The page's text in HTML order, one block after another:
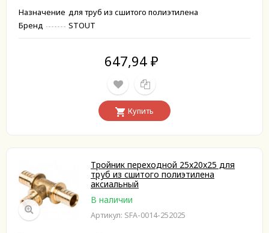
Назначение для труб из сшитого полиэтилена
Бренд
STOUT
647,94 ₽
Купить
Тройник переходной 25x20x25 для
труб из сшитого полиэтилена
аксиальный
В наличии
Артикул: SFA-0014-252025